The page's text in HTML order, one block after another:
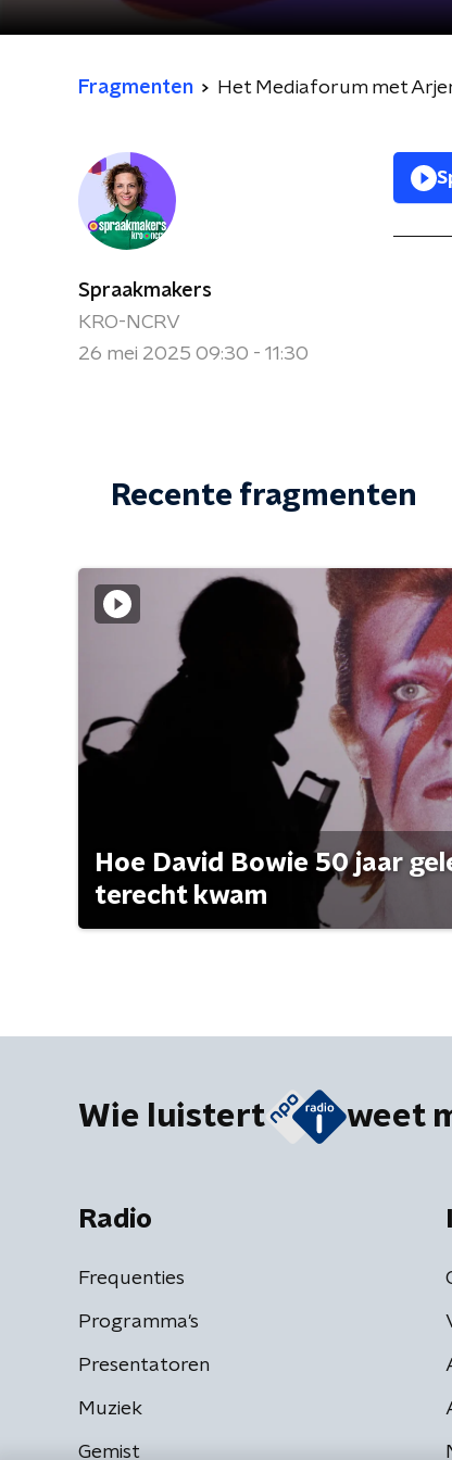
Fragmenten Het Mediaforum met
Spraakmakers
KRO-NCRV
26 mei 2025 09:30 - 11:30
Recente fragmenten
Hoe David Bowie 50 jaar
terecht kwam
Wie luistert weet
Radio
Frequenties
Programma's
Presentatoren
Muziek
Gemist